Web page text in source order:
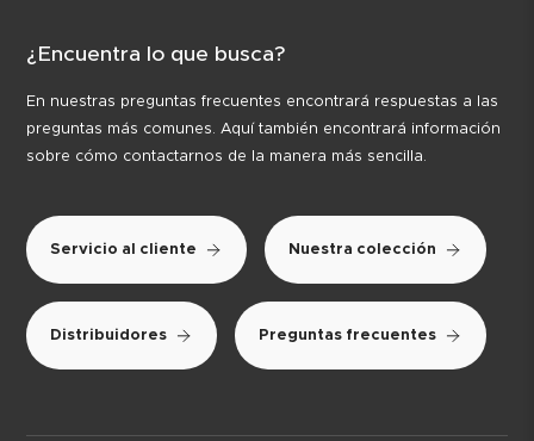
¿Encuentra lo que busca?
En nuestras preguntas frecuentes encontrará respuestas a las
preguntas más comunes. Aquí también encontrará información
sobre cómo contactarnos de la manera más sencilla.
Servicio al cliente Nuestra colección
Distribuidores Preguntas frecuentes